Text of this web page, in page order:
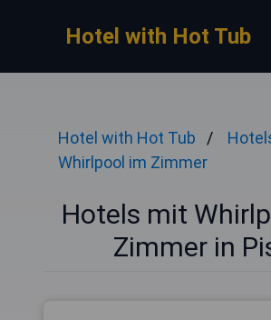
Hotel with Hot Tub
Hotel with Hot Tub
Whirlpool im Zimmer
Hotels mit
Zimmer in